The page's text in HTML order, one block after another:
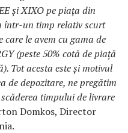
și XIXO pe piața din
într-un timp relativ scurt
le avem cu gama de
(peste 50% cotă de piață
Tot acesta este și motivul
de depozitare, ne pregătim
timpului de livrare
Domkos, Director